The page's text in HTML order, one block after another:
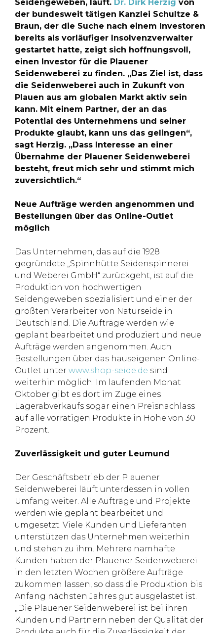
Seidengeweben, läuft. Dr. Dirk Herzig von
der bundesweit tätigen Kanzlei Schultze &
Braun, der die Suche nach einem Investoren
bereits als vorläufiger Insolvenzverwalter
gestartet hatte, zeigt sich hoffnungsvoll,
einen Investor für die Plauener
Seidenweberei zu finden. „Das Ziel ist, dass
die Seidenweberei auch in Zukunft von
Plauen aus am globalen Markt aktiv sein
kann. Mit einem Partner, der an das
Potential des Unternehmens und seiner
Produkte glaubt, kann uns das gelingen“,
sagt Herzig. „Dass Interesse an einer
Übernahme der Plauener Seidenweberei
besteht, freut mich sehr und stimmt mich
zuversichtlich.“
Neue Aufträge werden angenommen und
Bestellungen über das Online-Outlet
möglich
Das Unternehmen, das auf die 1928
gegründete „Spinnhütte Seidenspinnerei
und Weberei GmbH“ zurückgeht, ist auf die
Produktion von hochwertigen
Seidengeweben spezialisiert und einer der
größten Verarbeiter von Naturseide in
Deutschland. Die Aufträge werden wie
geplant bearbeitet und produziert und neue
Aufträge werden angenommen. Auch
Bestellungen über das hauseigenen Online-
Outlet unter www.shop-seide.de sind
weiterhin möglich. Im laufenden Monat
Oktober gibt es dort im Zuge eines
Lagerabverkaufs sogar einen Preisnachlass
auf alle vorrätigen Produkte in Höhe von 30
Prozent.
Zuverlässigkeit und guter Leumund
Der Geschäftsbetrieb der Plauener
Seidenweberei läuft unterdessen in vollen
Umfang weiter. Alle Aufträge und Projekte
werden wie geplant bearbeitet und
umgesetzt. Viele Kunden und Lieferanten
unterstützen das Unternehmen weiterhin
und stehen zu ihm. Mehrere namhafte
Kunden haben der Plauener Seidenweberei
in den letzten Wochen größere Aufträge
zukommen lassen, so dass die Produktion bis
Anfang nächsten Jahres gut ausgelastet ist.
„Die Plauener Seidenweberei ist bei ihren
Kunden und Partnern neben der Qualität der